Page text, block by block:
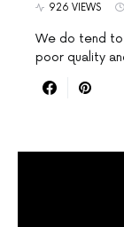
926 VIEWS
We do tend to
poor quality